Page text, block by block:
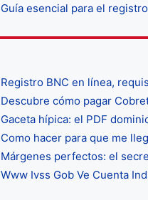
Guía esencial para el
Registro BNC en línea,
Descubre cómo pagar
Gaceta hípica: el PDF
Como hacer para que me
Márgenes perfectos: el
Www Ivss Gob Ve Cuenta